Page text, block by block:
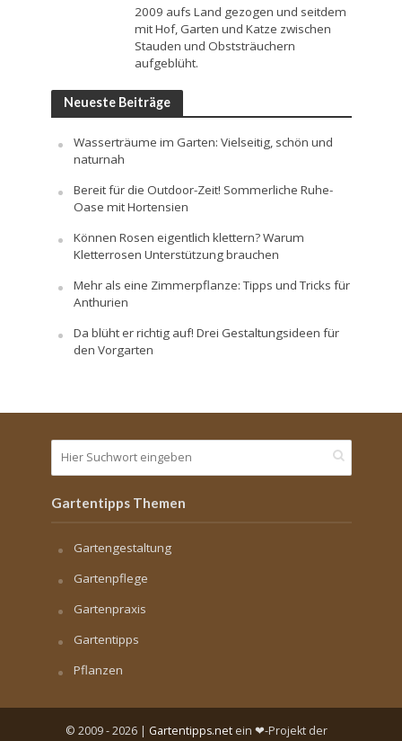
2009 aufs Land gezogen und seitdem
mit Hof, Garten und Katze zwischen
Stauden und Obststräuchern
aufgeblüht.
Neueste Beiträge
Wasserträume im Garten: Vielseitig, schön und
naturnah
Bereit für die Outdoor-Zeit! Sommerliche Ruhe-
Oase mit Hortensien
Können Rosen eigentlich klettern? Warum
Kletterrosen Unterstützung brauchen
Mehr als eine Zimmerpflanze: Tipps und Tricks für
Anthurien
Da blüht er richtig auf! Drei Gestaltungsideen für
den Vorgarten
Gartentipps Themen
Gartengestaltung
Gartenpflege
Gartenpraxis
Gartentipps
Pflanzen
© 2009 - 2026 | Gartentipps.net ein ❤-Projekt der